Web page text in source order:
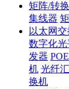
矩阵/转
集线器
以太网
数字化光
发器
机 光纤
换机